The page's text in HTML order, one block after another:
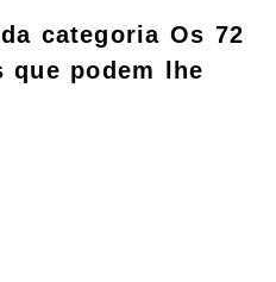
categoria Os 72
que podem lhe